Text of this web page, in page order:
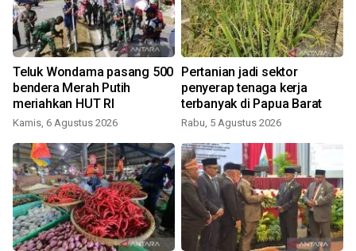
Teluk Wondama pasang 500
bendera Merah Putih
meriahkan HUT RI
Kamis, 6 Agustus 2026
Pertanian jadi sektor
penyerap tenaga kerja
terbanyak di Papua Barat
Rabu, 5 Agustus 2026